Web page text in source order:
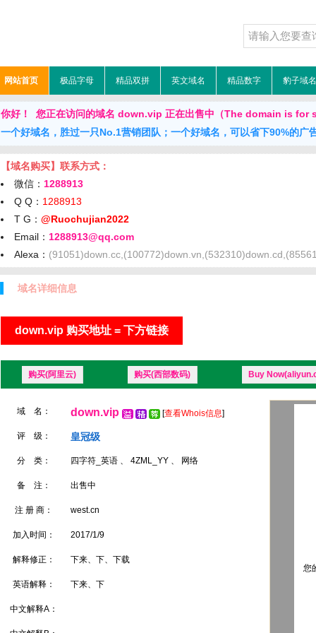
网站首页 极品字母 精品双拼 英文域名 精品数字 豹子域名
你好！ 您正在访问的域名 down.vip 正在出售中（The domain is for
一个好域名，胜过一只No.1营销团队；一个好域名，可以省下90%的广
【域名购买】联系方式：
微信： 1288913
Q Q： 1288913
T G： @Ruochujian2022
Email： 1288913@qq.com
Alexa：
域名详细信息
down.vip 购买地址 = 下方链接
购买(阿里云) 购买(西部数码) Buy
域 名： down.vip [查看Whois信息]
评 级： 皇冠级
分 类： 四字符_英语 、 4ZML_YY 、 网络
备 注： 出售中
注 册 商： west.cn
加入时间： 2017/1/9
解释修正： 下来、下、下载
英语解释： 下来、下
中文解释A：
您